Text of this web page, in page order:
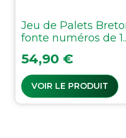
Jeu de Palets
fonte numéros de
Prix
54,90 €
VOIR LE PRODUIT